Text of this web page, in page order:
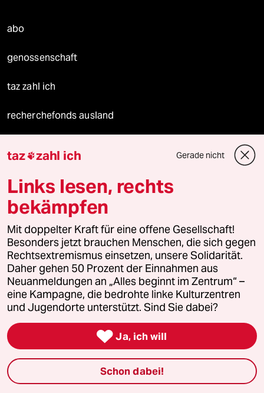
abo
genossenschaft
taz zahl ich
recherchefonds ausland
Podcast
bundestalk
fernverbindung
Mauerecho
Freie Rede
taz zahl ich Gerade nicht
Links lesen, rechts
bekämpfen
Mit doppelter Kraft für eine offene Gesellschaft!
Besonders jetzt brauchen Menschen, die sich gegen
Rechtsextremismus einsetzen, unsere Solidarität.
Daher gehen 50 Prozent der Einnahmen aus
Neuanmeldungen an „Alles beginnt im Zentrum“ –
eine Kampagne, die bedrohte linke Kulturzentren
und Jugendorte unterstützt. Sind Sie dabei?
 Ja, ich will
Schon dabei!